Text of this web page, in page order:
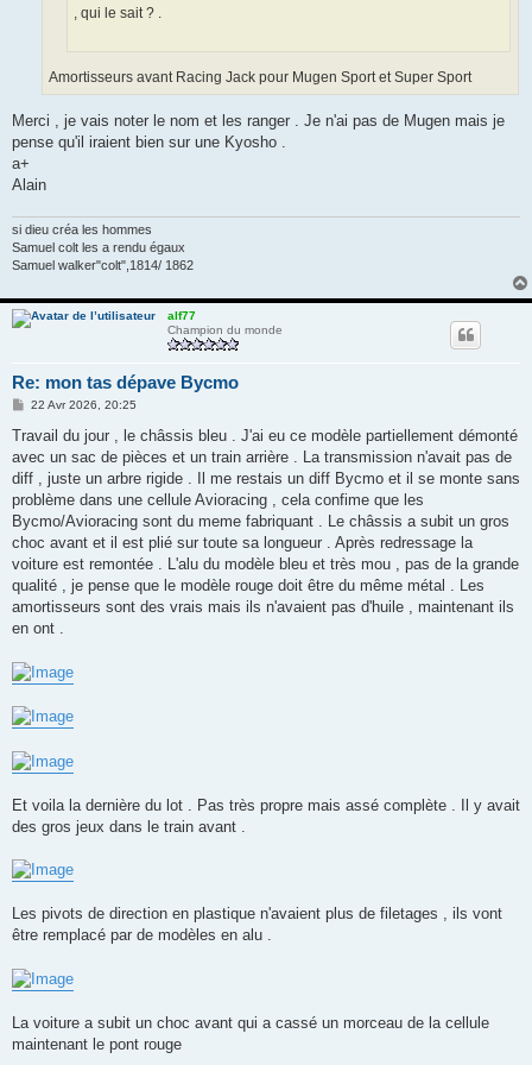
, qui le sait ? .
Amortisseurs avant Racing Jack pour Mugen Sport et Super Sport
Merci , je vais noter le nom et les ranger . Je n'ai pas de Mugen mais je
pense qu'il iraient bien sur une Kyosho .
a+
Alain
si dieu créa les hommes
Samuel colt les a rendu égaux
Samuel walker"colt",1814/ 1862
alf77
Champion du monde
Re: mon tas dépave Bycmo
M
s
a
g
22 Avr 2026, 20:25
Travail du jour , le châssis bleu . J'ai eu ce modèle partiellement démonté
avec un sac de pièces et un train arrière . La transmission n'avait pas de
diff , juste un arbre rigide . Il me restais un diff Bycmo et il se monte sans
problème dans une cellule Avioracing , cela confime que les
Bycmo/Avioracing sont du meme fabriquant . Le châssis a subit un gros
choc avant et il est plié sur toute sa longueur . Après redressage la
voiture est remontée . L'alu du modèle bleu et très mou , pas de la grande
qualité , je pense que le modèle rouge doit être du même métal . Les
amortisseurs sont des vrais mais ils n'avaient pas d'huile , maintenant ils
en ont .
Et voila la dernière du lot . Pas très propre mais assé complète . Il y avait
des gros jeux dans le train avant .
Les pivots de direction en plastique n'avaient plus de filetages , ils vont
être remplacé par de modèles en alu .
La voiture a subit un choc avant qui a cassé un morceau de la cellule
maintenant le pont rouge